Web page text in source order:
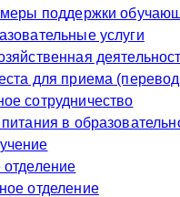
поддержки
услуги
для приема
сотрудничество
в
отделение